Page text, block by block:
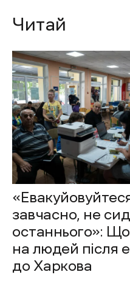
Читай
завчасно, не
останнього»:
на людей після
до Харкова